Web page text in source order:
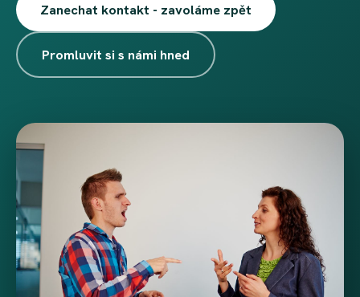
Zanechat kontakt - zavoláme zpět
Promluvit si s námi hned